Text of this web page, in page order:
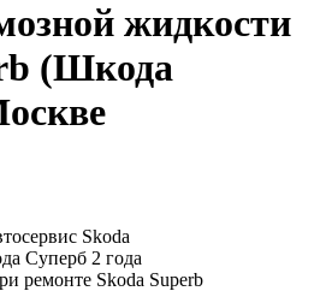
жидкости
(Шкода
Skoda
Суперб 2 года
ремонте Skoda Superb